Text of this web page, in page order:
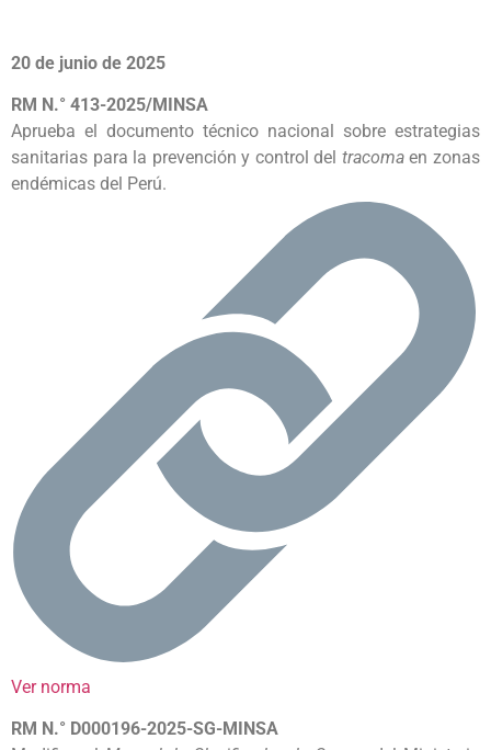
20 de junio de 2025
RM N.° 413-2025/MINSA
Aprueba el documento técnico nacional sobre estrategias
sanitarias para la prevención y control del tracomaen zonas
endémicas del Perú.
Ver norma
RM N.° D000196-2025-SG-MINSA